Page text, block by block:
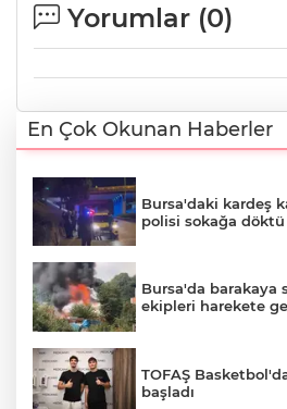
Yorumlar (0)
En Çok Okunan Haberler
Bursa'daki kardeş
polisi sokağa döktü
Bursa'da barakaya
ekipleri harekete
TOFAŞ
başladı